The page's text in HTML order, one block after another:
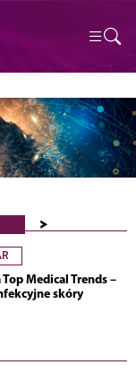
>
Medical Trends –
skóry